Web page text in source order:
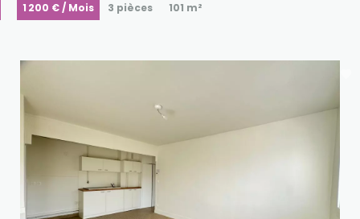
1 200 € / Mois 3 pièces 101 m²